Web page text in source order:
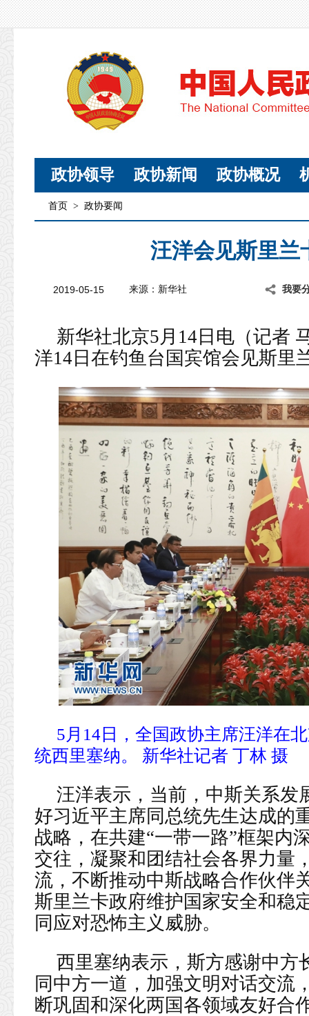
政协领导 政协新闻 政协概况
首页 > 政协要闻
汪洋会见斯里兰
2019-05-15 来源：新华社 我要
新华社北京5月14日电（记者
洋14日在钓鱼台国宾馆会见斯里
5月14日，全国政协主席汪洋在
统西里塞纳。 新华社记者 丁林 摄
汪洋表示，当前，中斯关系发
好习近平主席同总统先生达成的
战略，在共建“一带一路”框架内
交往，凝聚和团结社会各界力量
流，不断推动中斯战略合作伙伴
斯里兰卡政府维护国家安全和稳
同应对恐怖主义威胁。
西里塞纳表示，斯方感谢中方
同中方一道，加强文明对话交流
断巩固和深化两国各领域友好合